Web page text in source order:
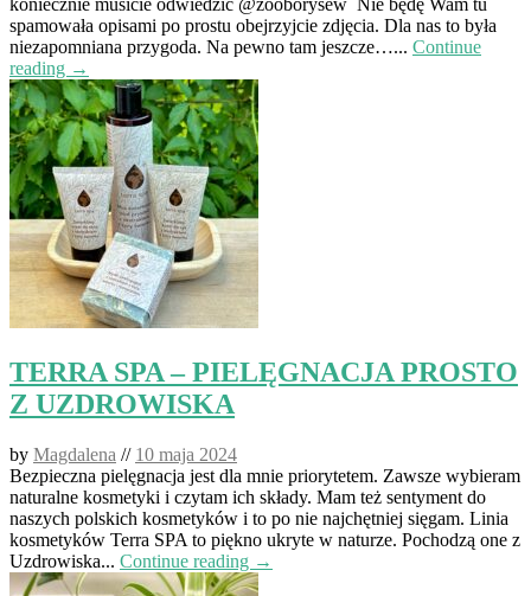
koniecznie musicie odwiedzić @zooborysew Nie będę Wam tu
spamowała opisami po prostu obejrzyjcie zdjęcia. Dla nas to była
niezapomniana przygoda. Na pewno tam jeszcze…... Continue
reading →
TERRA SPA – PIELĘGNACJA PROSTO
Z UZDROWISKA
by Magdalena // 10 maja 2024
Bezpieczna pielęgnacja jest dla mnie priorytetem. Zawsze wybieram
naturalne kosmetyki i czytam ich składy. Mam też sentyment do
naszych polskich kosmetyków i to po nie najchętniej sięgam. Linia
kosmetyków Terra SPA to piękno ukryte w naturze. Pochodzą one z
Uzdrowiska... Continue reading →